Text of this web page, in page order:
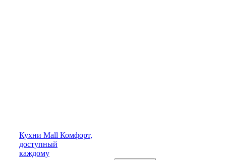
Кухни Mall Комфорт,
доступный
каждому